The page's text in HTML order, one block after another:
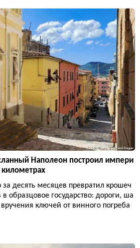
Наполеон построил импери
десять месяцев превратил крошеч
образцовое государство: дороги, ша
ключей от винного погреба